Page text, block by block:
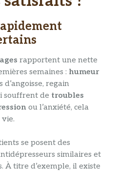
rapportent une nette
semaines : humeur
d’angoisse, regain
souffrent de troubles
ou l’anxiété, cela
se posent des
similaires et
À titre d’exemple, il existe